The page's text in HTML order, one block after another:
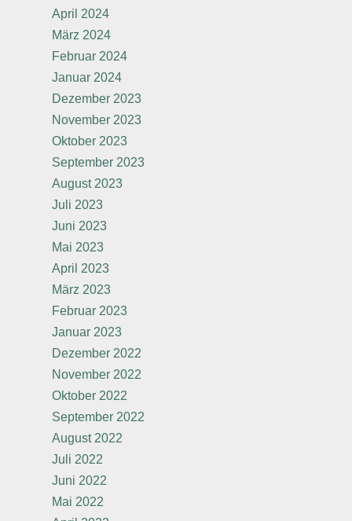
April 2024
März 2024
Februar 2024
Januar 2024
Dezember 2023
November 2023
Oktober 2023
September 2023
August 2023
Juli 2023
Juni 2023
Mai 2023
April 2023
März 2023
Februar 2023
Januar 2023
Dezember 2022
November 2022
Oktober 2022
September 2022
August 2022
Juli 2022
Juni 2022
Mai 2022